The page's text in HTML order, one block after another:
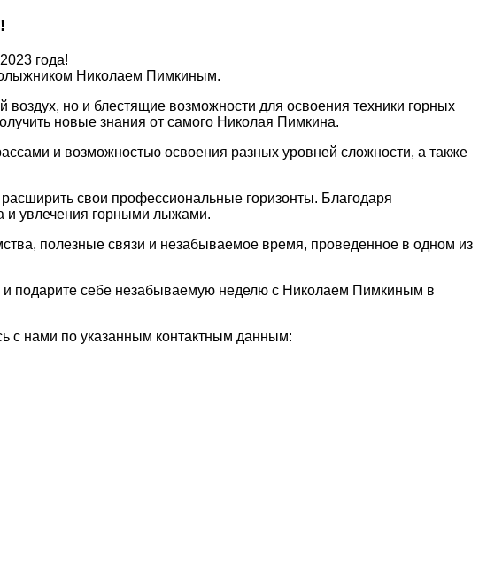
года!
Николаем Пимкиным.
но и блестящие возможности для освоения техники горных
новые знания от самого Николая Пимкина.
и возможностью освоения разных уровней сложности, а также
свои профессиональные горизонты. Благодаря
и увлечения горными лыжами.
полезные связи и незабываемое время, проведенное в одном из
и подарите себе незабываемую неделю с Николаем Пимкиным в
с нами по указанным контактным данным: